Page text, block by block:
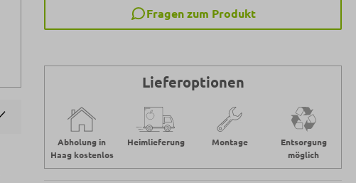
Fragen zum Produkt
Lieferoptionen
Abholung in
Haag kostenlos
Heimlieferung Montage
Entsorgung
möglich